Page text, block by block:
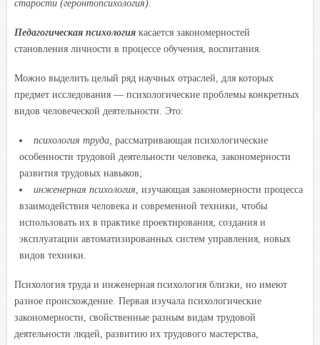
старости (геронтопсихология).
Педагогическая психология касается закономерностей
становления личности в процессе обучения, воспитания.
Можно выделить целый ряд научных отраслей, для которых
предмет исследования — психологические проблемы конкретных
видов человеческой деятельности. Это:
психология труда, рассматривающая психологические
особенности трудовой деятельности человека, закономерности
развития трудовых навыков;
инженерная психология , изучающая закономерности процесса
взаимодействия человека и современной техники, чтобы
использовать их в практике проектирования, создания и
эксплуатации автоматизированных систем управления, новых
видов техники.
Психология труда и инженерная психология близки, но имеют
разное происхождение. Первая изучала психологические
закономерности, свойственные разным видам трудовой
деятельности людей, развитию их трудового мастерства,